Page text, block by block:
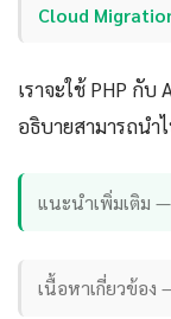
Cloud
เราจะใช้ PHP กั
อธิบายสามารถนำ
แนะนำเพิ่มเติม —
เนื้อหาเกี่ยวข้อง